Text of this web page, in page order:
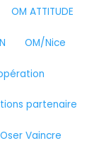
OM ATTITUDE
OM/Nice
partenaire
Oser Vaincre